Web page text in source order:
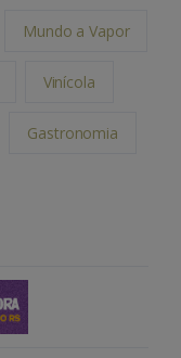
Mundo a Vapor
Vinícola
Gastronomia